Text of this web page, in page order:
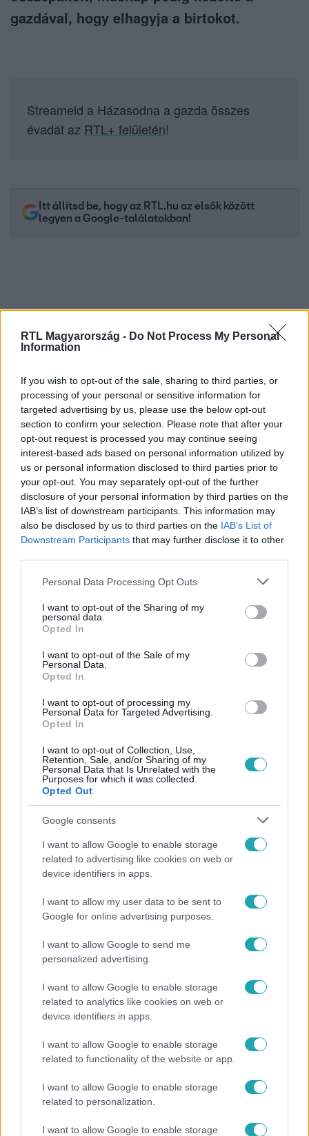
RTL Magyarország - Do Not Process My Personal
Information
If you wish to opt-out of the sale, sharing to third parties, or
processing of your personal or sensitive information for
targeted advertising by us, please use the below opt-out
section to confirm your selection. Please note that after your
opt-out request is processed you may continue seeing
interest-based ads based on personal information utilized by
us or personal information disclosed to third parties prior to
your opt-out. You may separately opt-out of the further
disclosure of your personal information by third parties on the
IAB’s list of downstream participants. This information may
also be disclosed by us to third parties on the IAB’s List of
Downstream Participants that may further disclose it to other
Please note that this website/app uses one or more Google
not limited to your visit or usage behaviour. You may click to
grant or deny consent to Google and its third-party tags to
use your data for below specified purposes in below Google
consent section.
Personal Data Processing Opt Outs
I want to opt-out of the Sharing of my
personal data.
Opted In
I want to opt-out of the Sale of my
Personal Data.
Opted In
I want to opt-out of processing my
Personal Data for Targeted Advertising.
Opted In
I want to opt-out of Collection, Use,
Retention, Sale, and/or Sharing of my
Personal Data that Is Unrelated with the
Purposes for which it was collected.
Opted Out
Google consents
I want to allow Google to enable storage
related to advertising like cookies on web or
device identifiers in apps.
I want to allow my user data to be sent to
Google for online advertising purposes.
I want to allow Google to send me
personalized advertising.
I want to allow Google to enable storage
related to analytics like cookies on web or
device identifiers in apps.
I want to allow Google to enable storage
related to functionality of the website or app.
I want to allow Google to enable storage
related to personalization.
I want to allow Google to enable storage
gazdával, hogy elhagyja a birtokot.
Streameld a Házasodna a gazda összes
évadát az RTL+ felületén!
Itt állítsd be, hogy az RTL.hu az elsők között
legyen a Google-találatokban!
Kövess minket, és értesülj a friss hírekről a
Facebookon is!
Követem
#HÁZASODNA A GAZDA #ADÁSRÉSZLETEK # RTL
Életveszélyes fenyegetést kapott Majka, elmarad
Kultúra